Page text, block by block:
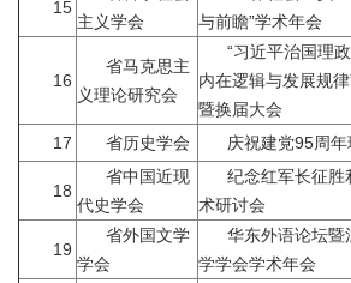
15
主义学会
与前瞻”学术年会
16
省马克思主
义理论研究会
“习近平治国理
内在逻辑与发展规
暨换届大会
17 省历史学会 庆祝建党95周
18
省中国近现
代史学会
纪念红军长征胜
术研讨会
19
省外国文学
学会
华东外语论坛暨
学学会学术年会